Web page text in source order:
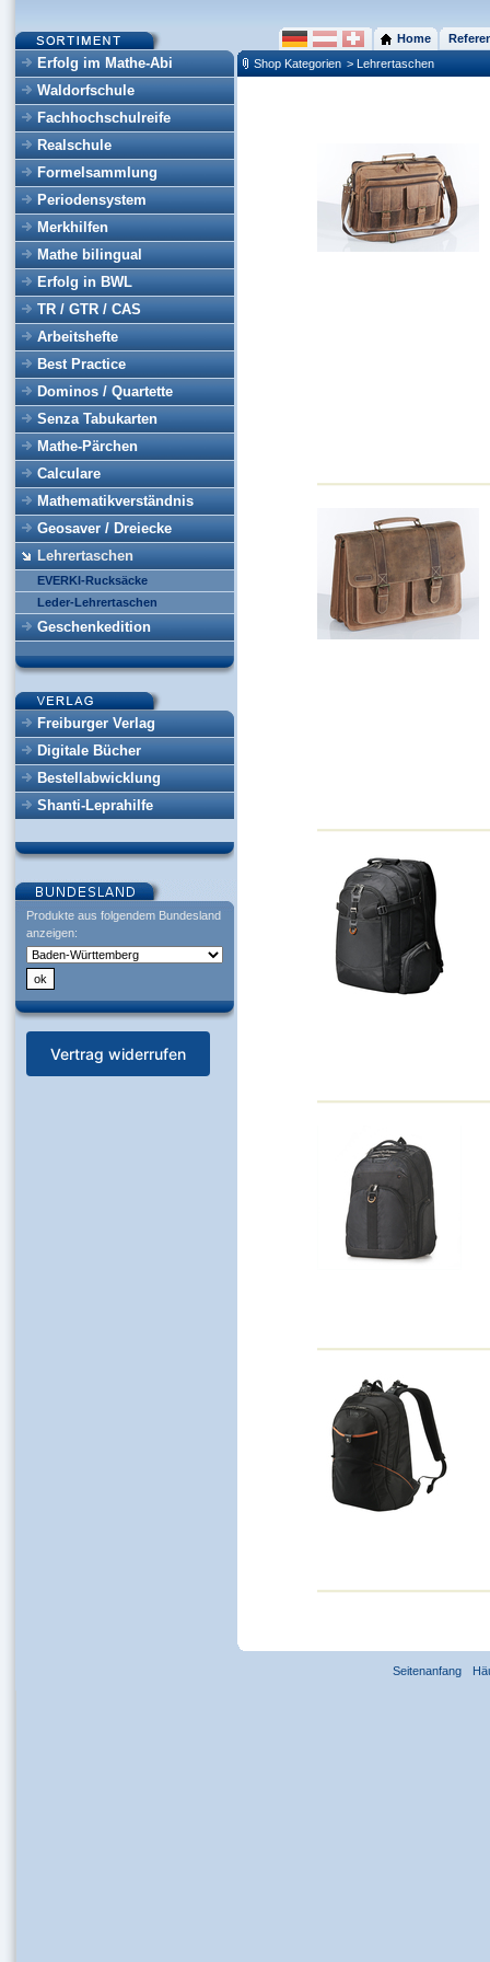
Erfolg im Mathe-Abi
Waldorfschule
Fachhochschulreife
Realschule
Formelsammlung
Periodensystem
Merkhilfen
Mathe bilingual
Erfolg in BWL
TR / GTR / CAS
Arbeitshefte
Best Practice
Dominos / Quartette
Senza Tabukarten
Mathe-Pärchen
Calculare
Mathematikverständnis
Geosaver / Dreiecke
Lehrertaschen
EVERKI-Rucksäcke
Leder-Lehrertaschen
Geschenkedition
Freiburger Verlag
Digitale Bücher
Bestellabwicklung
Shanti-Leprahilfe
Produkte aus folgendem Bundesland
anzeigen:
Vertrag widerrufen
Home
Shop Kategorien > Lehrertaschen
Seitenanfang